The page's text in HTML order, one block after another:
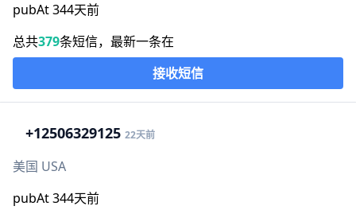
pubAt 344天前
总共379条短信，最新一条在
接收短信
+12506329125 22天前
美国 USA
pubAt 344天前